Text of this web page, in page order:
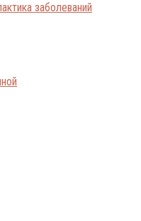
заболеваний